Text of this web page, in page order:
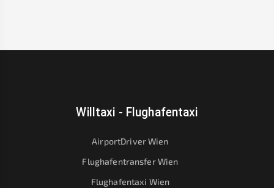
Willtaxi - Flughafentaxi
AirportDriver Wien
Flughafentransfer Wien
Flughafentaxi Wien